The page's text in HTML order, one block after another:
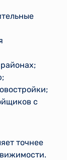
с
точнее